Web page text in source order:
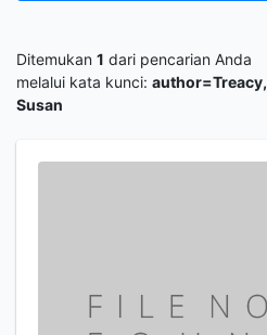
Ditemukan 1 dari pencarian Anda
melalui kata kunci: author=Treacy,
Susan